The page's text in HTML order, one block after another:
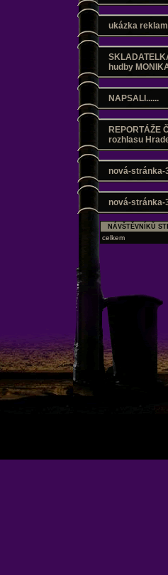
ukázka
hudby
NAPSALI......
REPORTÁŽE
rozhlasu
nová-stránka-
nová-stránka-
NÁVŠTĚVNÍKŮ
celkem